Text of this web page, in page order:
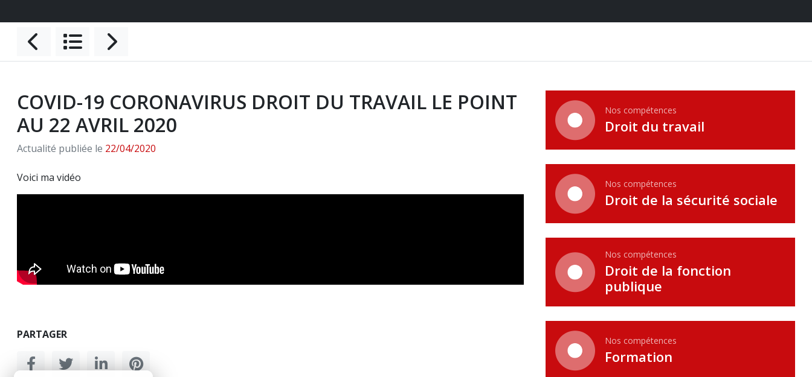
COVID-19 CORONAVIRUS DROIT DU TRAVAIL LE POINT
AU 22 AVRIL 2020
Actualité publiée le 22/04/2020
Voici ma vidéo
PARTAGER
Nos compétences
Droit du travail
Nos compétences
Droit de la sécurité sociale
Nos compétences
Droit de la fonction
publique
Nos compétences
Formation